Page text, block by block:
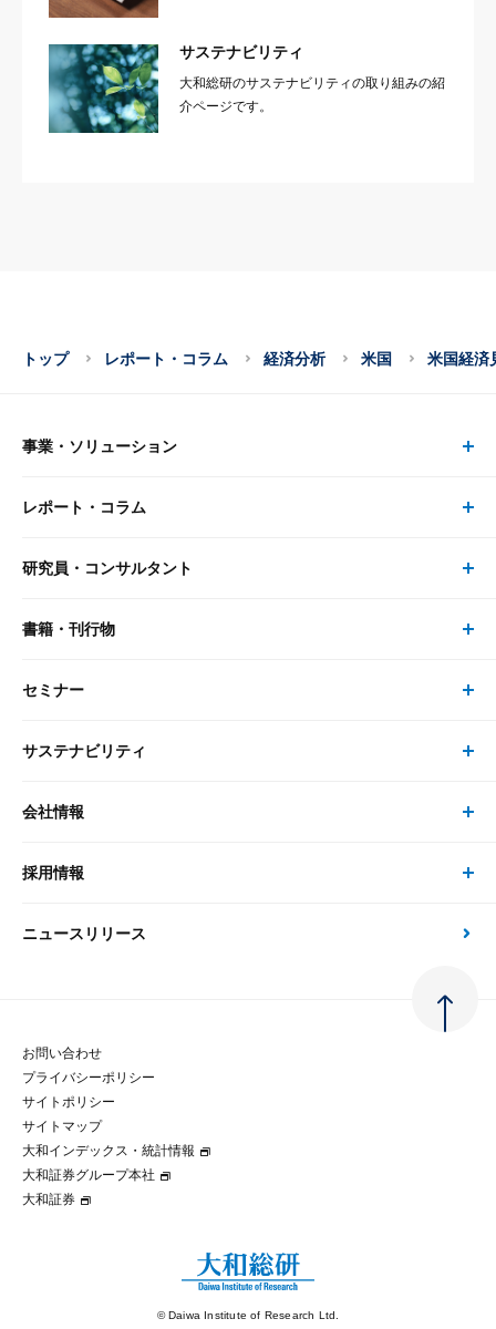
サステナビリティ
大和総研のサステナビリティの取り組みの紹
介ページです。
トップ レポート・コラム 経済分析 米国 米国経済
事業・ソリューション
事業・ソリューション トップ
リサーチ
大和総研の強み
先端テクノロジーに基づく新たな価値の創出
レポート・コラム
レポート・コラム トップ
最新のレポート・コラム
政策分析
金融経済教育等
コラム
大和インデックス・統計情報
研究員・コンサルタント
研究員・コンサルタント トップ
研究員
書籍・刊行物
書籍・刊行物 トップ
書籍
セミナー
セミナー トップ
現在受付中のセミナー・イベント
サステナビリティ
サステナビリティの取り組み
次世代社会への貢献
マルチステークホルダー方針
パートナーシップ構築宣言
会社情報
会社情報 トップ
会社概要・役員一覧
大和総研の歩み
グループ会社
採用情報
採用情報 トップ
経験者採用
ニュースリリース
お問い合わせ
プライバシーポリシー
サイトポリシー
サイトマップ
大和インデックス・統計情報
大和証券グループ本社
大和証券
© Daiwa Institute of Research Ltd.